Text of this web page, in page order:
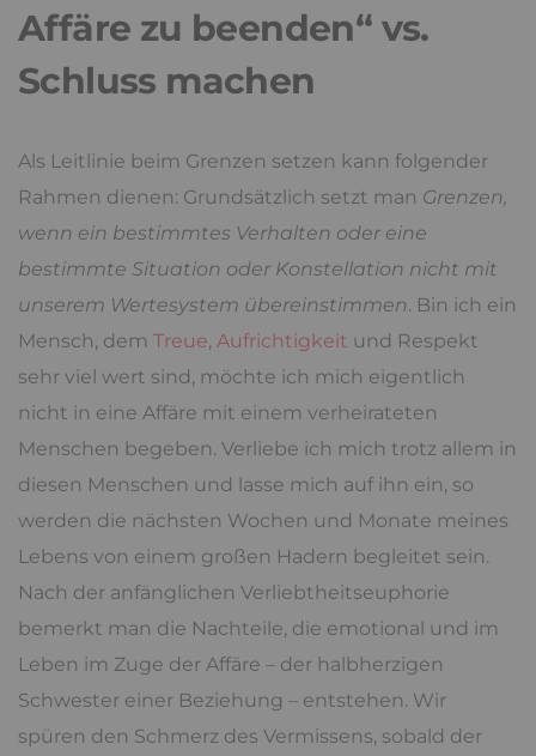
Affäre zu beenden“ vs.
Schluss machen
Als Leitlinie beim Grenzen setzen kann folgender
Rahmen dienen: Grundsätzlich setzt man Grenzen,
wenn ein bestimmtes Verhalten oder eine
bestimmte Situation oder Konstellation nicht mit
unserem Wertesystem übereinstimmen. Bin ich ein
Mensch, dem Treue, Aufrichtigkeit und Respekt
sehr viel wert sind, möchte ich mich eigentlich
nicht in eine Affäre mit einem verheirateten
Menschen begeben. Verliebe ich mich trotz allem in
diesen Menschen und lasse mich auf ihn ein, so
werden die nächsten Wochen und Monate meines
Lebens von einem großen Hadern begleitet sein.
Nach der anfänglichen Verliebtheitseuphorie
bemerkt man die Nachteile, die emotional und im
Leben im Zuge der Affäre – der halbherzigen
Schwester einer Beziehung – entstehen. Wir
spüren den Schmerz des Vermissens, sobald der